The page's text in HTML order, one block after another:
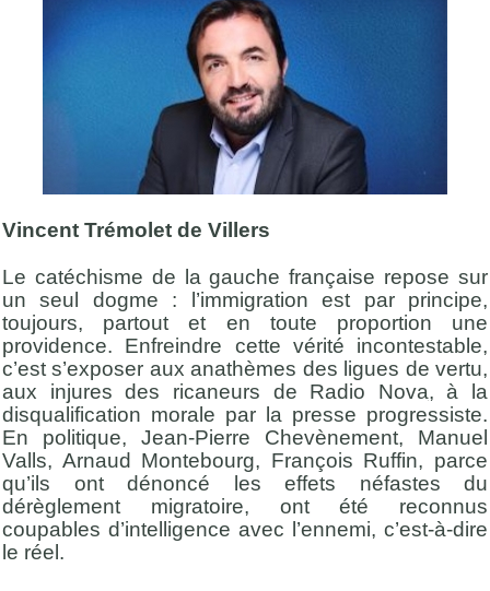
Vincent Trémolet de Villers
Le catéchisme de la gauche française repose sur
un seul dogme : l’immigration est par principe,
toujours, partout et en toute proportion une
providence. Enfreindre cette vérité incontestable,
c’est s’exposer aux anathèmes des ligues de vertu,
aux injures des ricaneurs de Radio Nova, à la
disqualification morale par la presse progressiste.
En politique, Jean-Pierre Chevènement, Manuel
Valls, Arnaud Montebourg, François Ruffin, parce
qu’ils ont dénoncé les effets néfastes du
dérèglement migratoire, ont été reconnus
coupables d’intelligence avec l’ennemi, c’est-à-dire
le réel.